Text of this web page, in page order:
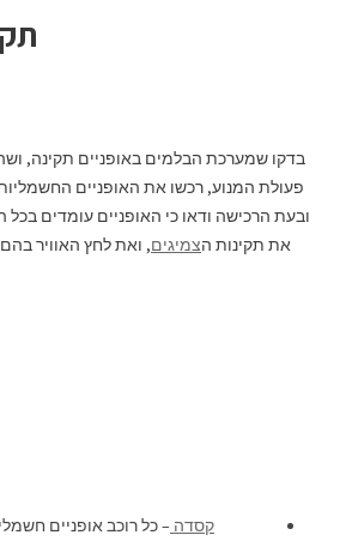
בדקו שמערכת הבלמים באופניים תקינה,
פעולת המנוע, רכשו את האופניים
ובעת הרכישה ודאו כי האופניים עומדים בכל
את תקינות הצמיגים, ואת לחץ האוויר
קסדה – כל רוכב אופניים